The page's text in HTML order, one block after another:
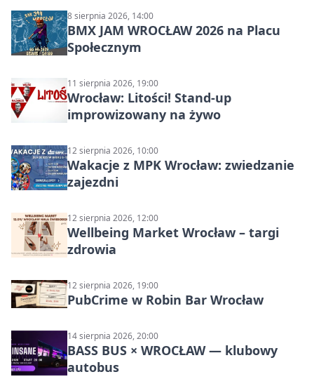
8 sierpnia 2026, 14:00
BMX JAM WROCŁAW 2026 na Placu
Społecznym
11 sierpnia 2026, 19:00
Wrocław: Litości! Stand-up
improwizowany na żywo
12 sierpnia 2026, 10:00
Wakacje z MPK Wrocław: zwiedzanie
zajezdni
12 sierpnia 2026, 12:00
Wellbeing Market Wrocław – targi
zdrowia
12 sierpnia 2026, 19:00
PubCrime w Robin Bar Wrocław
14 sierpnia 2026, 20:00
BASS BUS × WROCŁAW — klubowy
autobus